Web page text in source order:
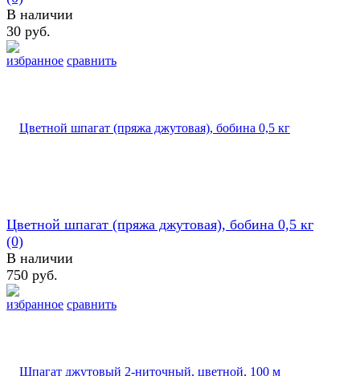
избранное сравнить
В наличии
30 руб.
избранное сравнить
Цветной шпагат (пряжа джутовая), бобина 0,5 кг
(0)
В наличии
750 руб.